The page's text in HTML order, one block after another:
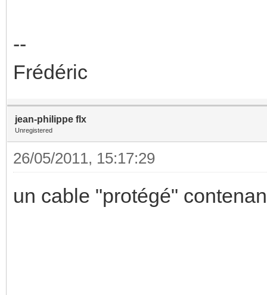
--
Frédéric
jean-philippe flx
Unregistered
26/05/2011, 15:17:29
un cable "protégé"